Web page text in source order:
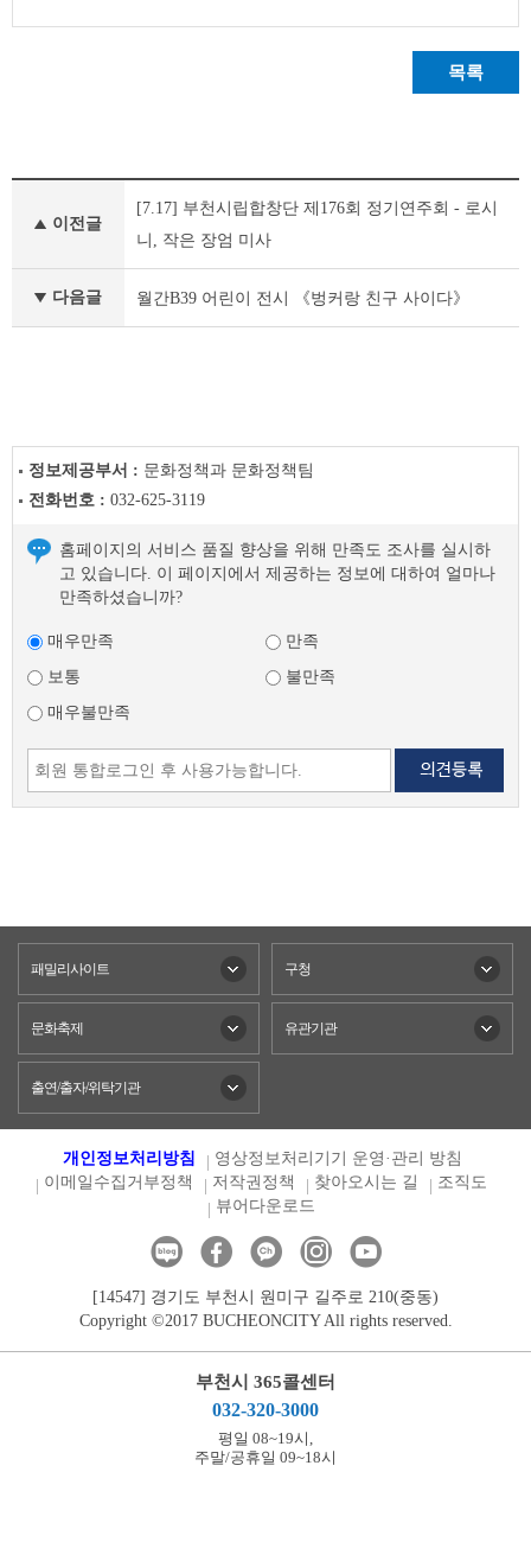
목록
전
다
음
글
이전글
[7.17] 부천시립합창단 제176회 정기연주회 - 로시
니, 작은 장엄 미사
다음글 월간B39 어린이 전시 《벙커랑 친구 사이다》
정보제공부서 : 문화정책과 문화정책팀
전화번호 : 032-625-3119
홈페이지의 서비스 품질 향상을 위해 만족도 조사를 실시하
고 있습니다. 이 페이지에서 제공하는 정보에 대하여 얼마나
만족하셨습니까?
매우만족
만족
보통
불만족
매우불만족
패밀리사이트 구청
문화축제 유관기관
출연/출자/위탁기관
개인정보처리방침
영상정보처리기기 운영·관리 방침
이메일수집거부정책
저작권정책 찾아오시는 길
조직도
뷰어다운로드
[14547] 경기도 부천시 원미구 길주로 210(중동)
Copyright ©2017 BUCHEONCITY All rights reserved.
부천시 365콜센터
032-320-3000
평일 08~19시,
주말/공휴일 09~18시